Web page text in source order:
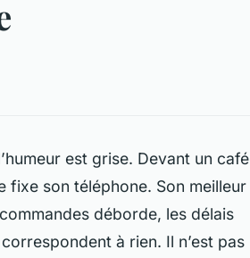
est grise. Devant un café
fixe son téléphone. Son meilleur
déborde, les délais
à rien. Il n’est pas